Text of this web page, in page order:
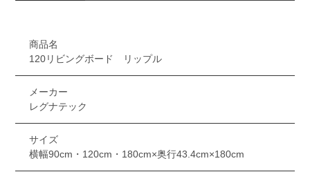
商品名
120リビングボード リップル
メーカー
レグナテック
サイズ
横幅90cm・120cm・180cm×奥行43.4cm×180cm